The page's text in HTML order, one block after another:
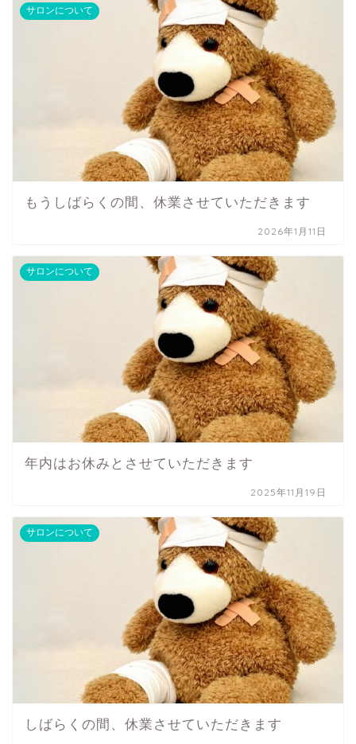
サロンについて
もうしばらくの間、休業させていただきます
2026年1月11日
サロンについて
年内はお休みとさせていただきます
2025年11月19日
サロンについて
しばらくの間、休業させていただきます